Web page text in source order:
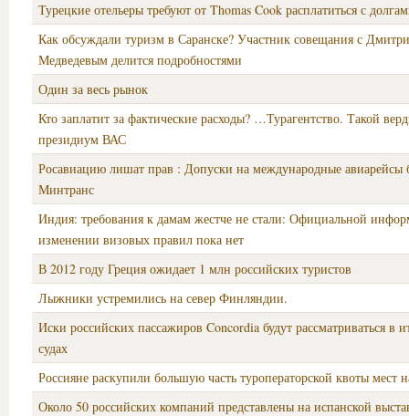
Турецкие отельеры требуют от Thomas Cook расплатиться с
Как обсуждали туризм в Саранске? Участник совещания с
Медведевым делится подробностями
Один за весь рынок
Кто заплатит за фактические расходы? …Турагентство. Такой
президиум ВАС
Росавиацию лишат прав : Допуски на международные авиарейсы
Минтранс
Индия: требования к дамам жестче не стали: Официальной
изменении визовых правил пока нет
В 2012 году Греция ожидает 1 млн российских туристов
Лыжники устремились на север Финляндии.
Иски российских пассажиров Concordia будут рассматриваться в
судах
Россияне раскупили большую часть туроператорской квоты мест
Около 50 российских компаний представлены на испанской